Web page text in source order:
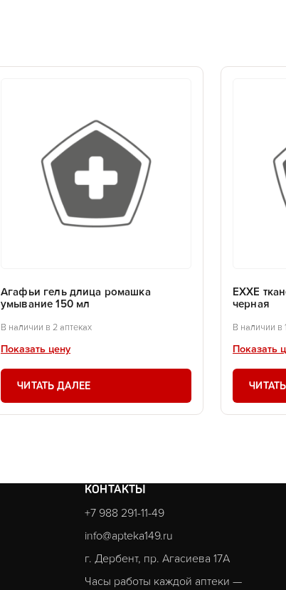
Агафьи гель длица ромашка
умывание 150 мл
В наличии в 2 аптеках
Показать цену
ЧИТАТЬ ДАЛЕЕ
EXXE
черная
В наличии в
Показать
КОНТАКТЫ
+7 988 291-11-49
info@apteka149.ru
г. Дербент, пр. Агасиева 17А
Часы работы каждой аптеки —